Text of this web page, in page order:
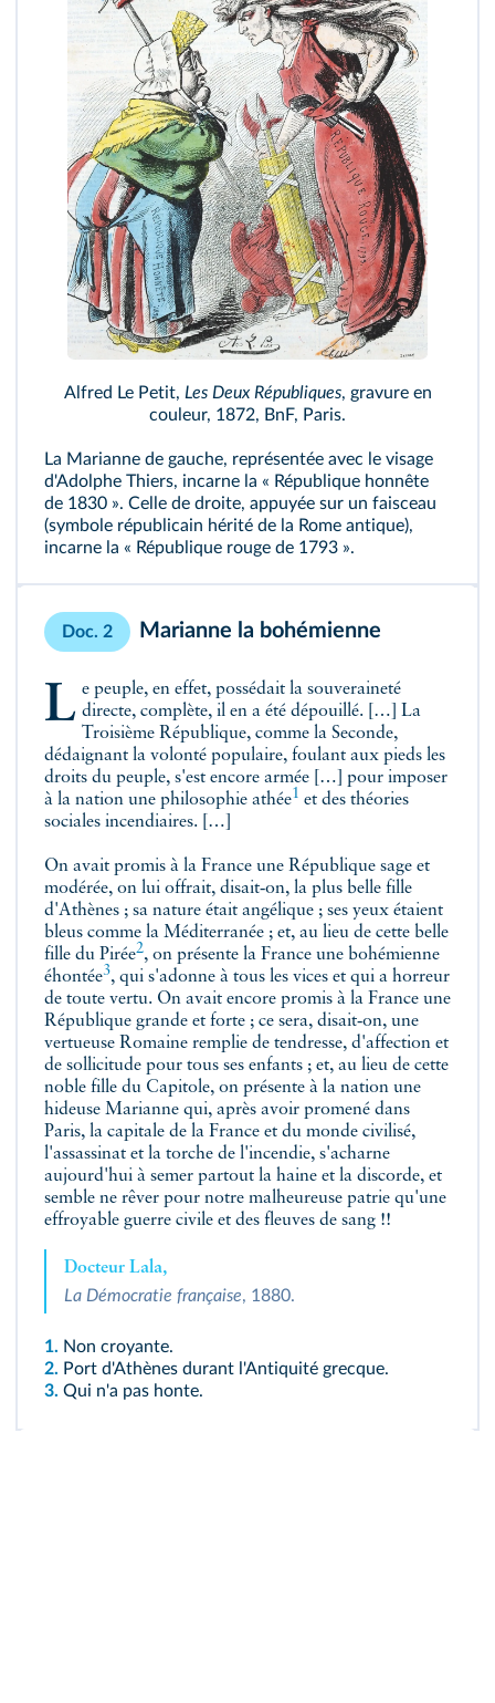
Alfred Le Petit, Les Deux Républiques, gravure en
couleur, 1872, BnF, Paris.
La Marianne de gauche, représentée avec le visage
d'Adolphe Thiers, incarne la « République honnête
de 1830 ». Celle de droite, appuyée sur un faisceau
(symbole républicain hérité de la Rome antique),
incarne la « République rouge de 1793 ».
Doc. 2 Marianne la bohémienne
Le peuple, en effet, possédait la souveraineté directe, complète, il en a été dépouillé. […] La
Troisième République, comme la Seconde,
dédaignant la volonté populaire, foulant aux pieds les
droits du peuple, s'est encore armée […] pour imposer
à la nation une philosophie athée1 et des théories
sociales incendiaires. […]
On avait promis à la France une République sage et
modérée, on lui offrait, disait‑on, la plus belle fille
d'Athènes ; sa nature était angélique ; ses yeux étaient
bleus comme la Méditerranée ; et, au lieu de cette belle
fille du Pirée2, on présente la France une bohémienne
éhontée3, qui s'adonne à tous les vices et qui a horreur
de toute vertu. On avait encore promis à la France une
République grande et forte ; ce sera, disait‑on, une
vertueuse Romaine remplie de tendresse, d'affection et
de sollicitude pour tous ses enfants ; et, au lieu de cette
noble fille du Capitole, on présente à la nation une
hideuse Marianne qui, après avoir promené dans
Paris, la capitale de la France et du monde civilisé,
l'assassinat et la torche de l'incendie, s'acharne
aujourd'hui à semer partout la haine et la discorde, et
semble ne rêver pour notre malheureuse patrie qu'une
effroyable guerre civile et des fleuves de sang !!
Docteur Lala,
La Démocratie française, 1880.
1. Non croyante.
2. Port d'Athènes durant l'Antiquité grecque.
3. Qui n'a pas honte.